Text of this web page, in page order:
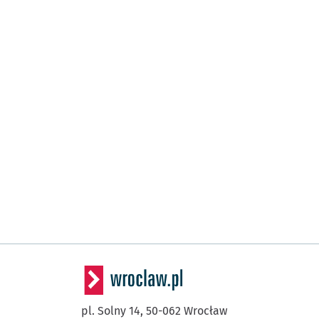
pl. Solny 14, 50-062 Wrocław